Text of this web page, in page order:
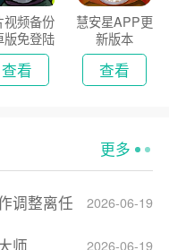
视频备份
版免登陆
版
查看
慧安星APP更
新版本
查看
更多
2026-06-19
调整离任
2026-06-19
师